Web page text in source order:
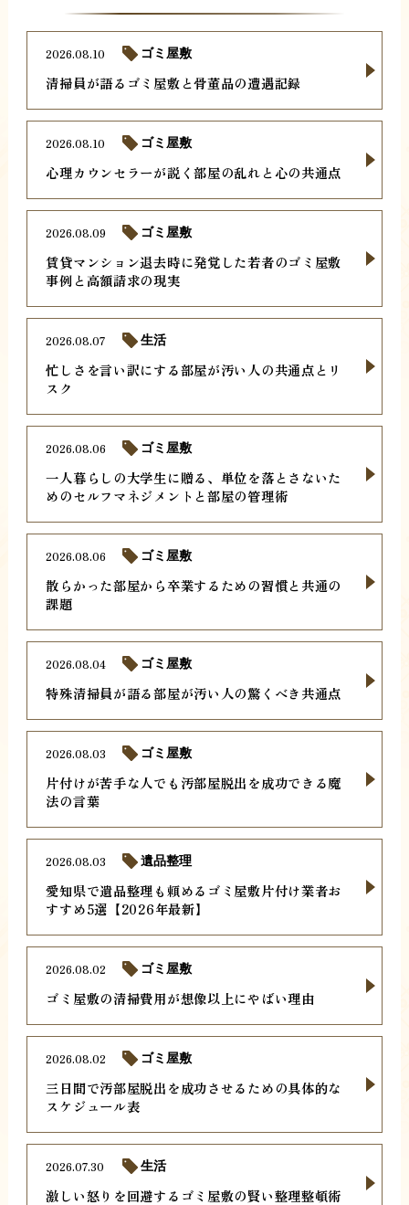
清掃員が語るゴミ屋敷と骨董品の遭遇記録
2026.08.10 ゴミ屋敷
心理カウンセラーが説く部屋の乱れと心の共通点
2026.08.10 ゴミ屋敷
賃貸マンション退去時に発覚した若者のゴミ屋敷
事例と高額請求の現実
2026.08.09 ゴミ屋敷
忙しさを言い訳にする部屋が汚い人の共通点とリ
スク
2026.08.07 生活
一人暮らしの大学生に贈る、単位を落とさないた
めのセルフマネジメントと部屋の管理術
2026.08.06 ゴミ屋敷
散らかった部屋から卒業するための習慣と共通の
課題
2026.08.06 ゴミ屋敷
特殊清掃員が語る部屋が汚い人の驚くべき共通点
2026.08.04 ゴミ屋敷
片付けが苦手な人でも汚部屋脱出を成功できる魔
法の言葉
2026.08.03 ゴミ屋敷
愛知県で遺品整理も頼めるゴミ屋敷片付け業者お
すすめ5選【2026年最新】
2026.08.03 遺品整理
ゴミ屋敷の清掃費用が想像以上にやばい理由
2026.08.02 ゴミ屋敷
三日間で汚部屋脱出を成功させるための具体的な
スケジュール表
2026.08.02 ゴミ屋敷
激しい怒りを回避するゴミ屋敷の賢い整理整頓術
2026.07.30 生活